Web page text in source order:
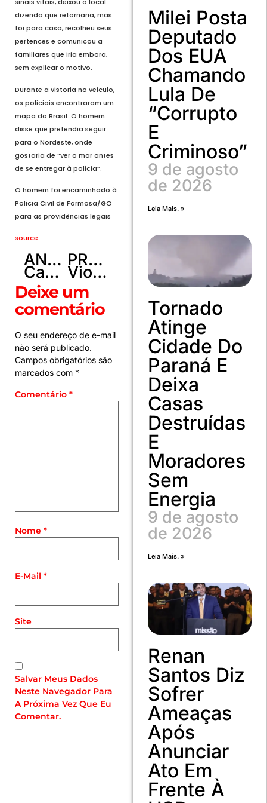
sinais vitais, deixou o local
dizendo que retornaria, mas
foi para casa, recolheu seus
pertences e comunicou a
familiares que iria embora,
sem explicar o motivo.
Durante a vistoria no veículo,
os policiais encontraram um
mapa do Brasil. O homem
disse que pretendia seguir
para o Nordeste, onde
gostaria de “ver o mar antes
de se entregar à polícia”.
O homem foi encaminhado à
Polícia Civil de Formosa/GO
para as providências legais
source
ANTERIOR
Campanha de Vacinação Antirrábica 2025 começa nesta segunda feira em Formosa
PRÓXIMO
Violência contra a mulher é responsabilidade de todos, diz Janja
Deixe um
comentário
O seu endereço de e-mail
não será publicado.
Campos obrigatórios são
marcados com *
Comentário *
Nome *
E-Mail *
Site
Salvar Meus Dados
Neste Navegador Para
A Próxima Vez Que Eu
Comentar.
Milei Posta
Deputado
Dos EUA
Chamando
Lula De
“corrupto
E
Criminoso”
9 de agosto
de 2026
Leia Mais. »
Tornado
Atinge
Cidade Do
Paraná E
Deixa
Casas
Destruídas
E
Moradores
Sem
Energia
9 de agosto
de 2026
Leia Mais. »
Renan
Santos Diz
Sofrer
Ameaças
Após
Anunciar
Ato Em
Frente À